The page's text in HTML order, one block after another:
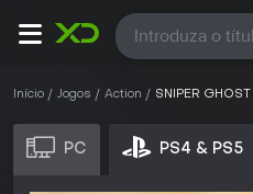
Todas
Início Jogos Action SNIPER
PC PS4 & PS5